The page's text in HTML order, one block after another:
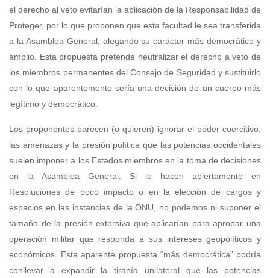
el derecho al veto evitarían la aplicación de la Responsabilidad de
Proteger, por lo que proponen que esta facultad le sea transferida
a la Asamblea General, alegando su carácter más democrático y
amplio. Esta propuesta pretende neutralizar el derecho a veto de
los miembros permanentes del Consejo de Seguridad y sustituirlo
con lo que aparentemente sería una decisión de un cuerpo más
legítimo y democrático.
Los proponentes parecen (o quieren) ignorar el poder coercitivo,
las amenazas y la presión política que las potencias occidentales
suelen imponer a los Estados miembros en la toma de decisiones
en la Asamblea General. Si lo hacen abiertamente en
Resoluciones de poco impacto o en la elección de cargos y
espacios en las instancias de la ONU, no podemos ni suponer el
tamaño de la presión extorsiva que aplicarían para aprobar una
operación militar que responda a sus intereses geopolíticos y
económicos. Esta aparente propuesta “más democrática” podría
conllevar a expandir la tiranía unilateral que las potencias